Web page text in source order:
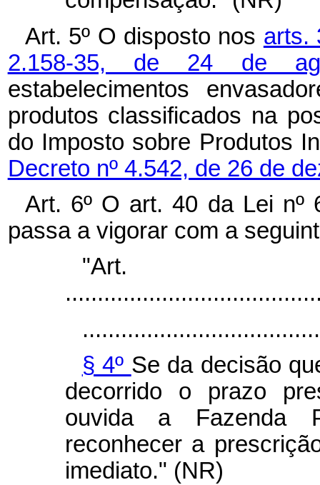
Art. 5º O disposto nos arts.
2.158-35, de 24 de
estabelecimentos
produtos classificados na
do Imposto sobre Produtos
Decreto nº 4.542, de 26 de
Art. 6º O art. 40 da Lei nº
passa a vigorar com a
§ 4º Se da decisão
decorrido o prazo
ouvida a Fazenda
reconhecer a
imediato." (NR)